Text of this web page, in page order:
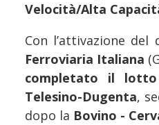
Velocità/Alta
Con l’attivazione
Ferroviaria Italiana
completato il lotto
Telesino-Dugenta,
dopo la Bovino -